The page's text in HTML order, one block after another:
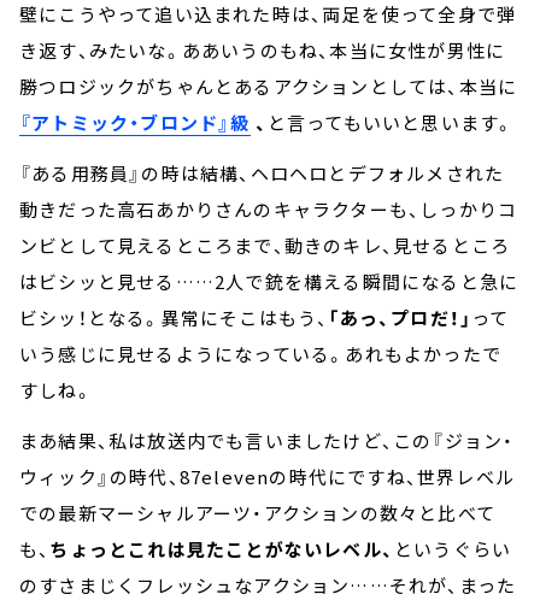
壁にこうやって追い込まれた時は、両足を使って全身で弾
き返す、みたいな。ああいうのもね、本当に女性が男性に
勝つロジックがちゃんとあるアクションとしては、本当に
『アトミック・ブロンド』級 、 と言ってもいいと思います。
『ある用務員』の時は結構、ヘロヘロとデフォルメされた
動きだった高石あかりさんのキャラクターも、しっかりコ
ンビとして見えるところまで、動きのキレ、見せるところ
はビシッと見せる……2人で銃を構える瞬間になると急に
ビシッ！となる。異常にそこはもう、 「あっ、プロだ！」 って
いう感じに見せるようになっている。あれもよかったで
すしね。
まあ結果、私は放送内でも言いましたけど、この『ジョン・
ウィック』の時代、87elevenの時代にですね、世界レベル
での最新マーシャルアーツ・アクションの数々と比べて
も、 ちょっとこれは見たことがないレベル、 というぐらい
のすさまじくフレッシュなアクション……それが、まった